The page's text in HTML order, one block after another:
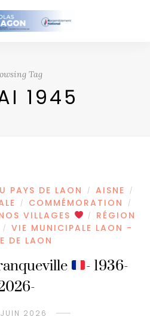
Tag
1945
PAYS DE LAON / AISNE /
/ COMMÉMORATION /
VILLAGES /
RÉGION
/
VIE MUNICIPALE LAON -
DE LAON
- 1936-
2026